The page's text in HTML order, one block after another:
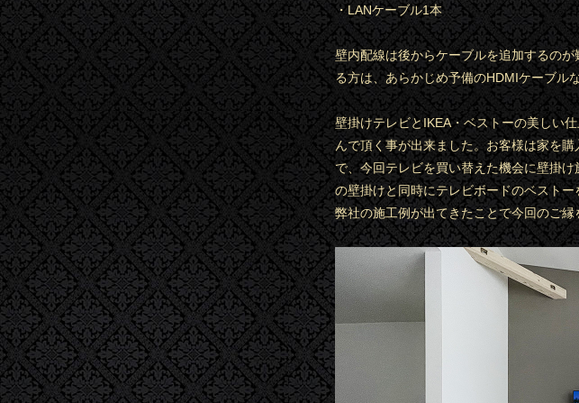
・LANケーブル1本
壁内配線は後からケーブルを追加するの
る方は、あらかじめ予備のHDMIケーブル
壁掛けテレビとIKEA・ベストーの美しい
んで頂く事が出来ました。お客様は家を
で、今回テレビを買い替えた機会に壁掛
の壁掛けと同時にテレビボードのベスト
弊社の施工例が出てきたことで今回のご